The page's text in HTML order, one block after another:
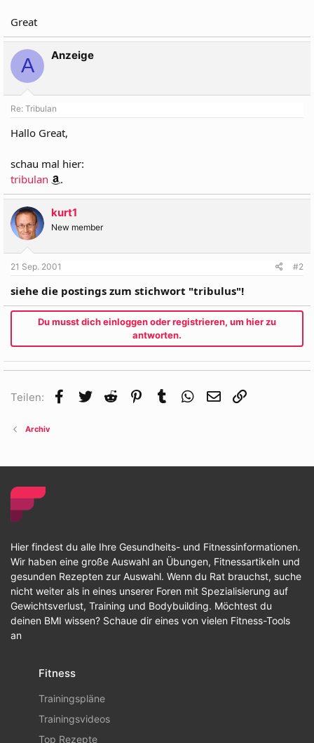
Great
A Anzeige
Re: Tribulan
Hallo Great,
schau mal hier:
tribulan
.
kurt1
New member
21 Sep. 2001 #2
siehe die postings zum stichwort "tribulus"!
Du musst dich einloggen oder registrieren, um hier zu
antworten.
Teilen: Facebook
Twitter Reddit Pinterest
Tumblr WhatsApp
E-Mail
Archiv
Hier findest du alle Ihre Gesundheits- und Fitnessinformationen.
Wir haben eine große Auswahl an Übungen, Fitnessartikeln und
gesunden Rezepten zur Auswahl. Wenn du Rat brauchst, suche
nicht weiter als in eines unserer Foren mit Spezialisierung auf
Gewichtsverlust, Training und Bodybuilding. Möchtest du
deinen BMI wissen? Schaue dir eines von vielen Fitness-Tools
an
Fitness
Trainingspläne
Trainingsvideos
Top Rezepte